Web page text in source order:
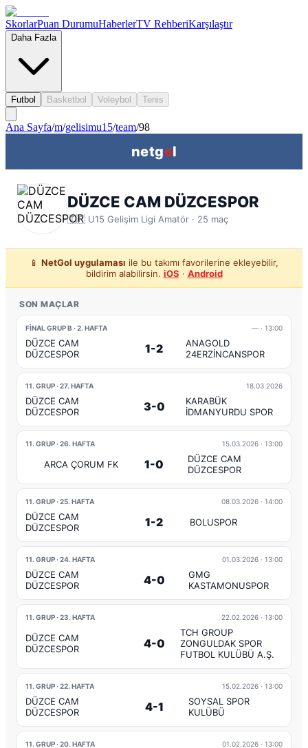
SkorlarPuan DurumuHaberlerTV RehberiKarşılaştır
Daha Fazla
Futbol Basketbol Voleybol Tenis
Ana Sayfa/m/gelisimu15/team/98
netgol
DÜZCE CAM DÜZCESPOR
🇹🇷 U15 Gelişim Ligi Amatör · 25 maç
📱 NetGol uygulaması ile bu takımı favorilerine ekleyebilir,
bildirim alabilirsin. iOS · Android
SON MAÇLAR
FINAL GRUP B · 2. HAFTA — · 13:00
DÜZCE CAM
DÜZCESPOR
1-2
ANAGOLD
24ERZİNCANSPOR
11. GRUP · 27. HAFTA 18.03.2026
DÜZCE CAM
DÜZCESPOR
3-0
KARABÜK
İDMANYURDU SPOR
11. GRUP · 26. HAFTA 15.03.2026 · 13:00
ARCA ÇORUM FK 1-0
DÜZCE CAM
DÜZCESPOR
11. GRUP · 25. HAFTA 08.03.2026 · 14:00
DÜZCE CAM
DÜZCESPOR
1-2 BOLUSPOR
11. GRUP · 24. HAFTA 01.03.2026 · 13:00
DÜZCE CAM
DÜZCESPOR
4-0
GMG
KASTAMONUSPOR
11. GRUP · 23. HAFTA 22.02.2026 · 13:00
DÜZCE CAM
DÜZCESPOR
4-0
TCH GROUP
ZONGULDAK SPOR
FUTBOL KULÜBÜ A.Ş.
11. GRUP · 22. HAFTA 15.02.2026 · 13:00
DÜZCE CAM
DÜZCESPOR
4-1
SOYSAL SPOR
KULÜBÜ
11. GRUP · 20. HAFTA 01.02.2026 · 13:00